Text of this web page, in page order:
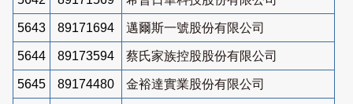
5643 89171694 邁爾斯一號股份有限公司
5644 89173594 蔡氏家族控股股份有限公司
5645 89174480 金裕達實業股份有限公司